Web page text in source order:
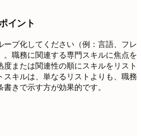
イント
ープ化してください（例：言語、フレ
。職務に関連する専門スキルに焦点を
または関連性の順にスキルをリスト
スキルは、単なるリストよりも、職務
きで示す方が効果的です。